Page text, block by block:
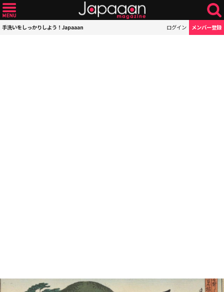
手洗いをしっかりしよう！Japaaan ログイン メンバー登録